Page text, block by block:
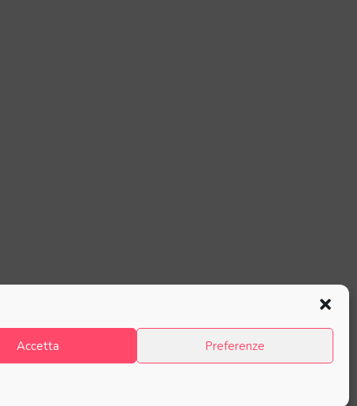
Accetta Preferenze